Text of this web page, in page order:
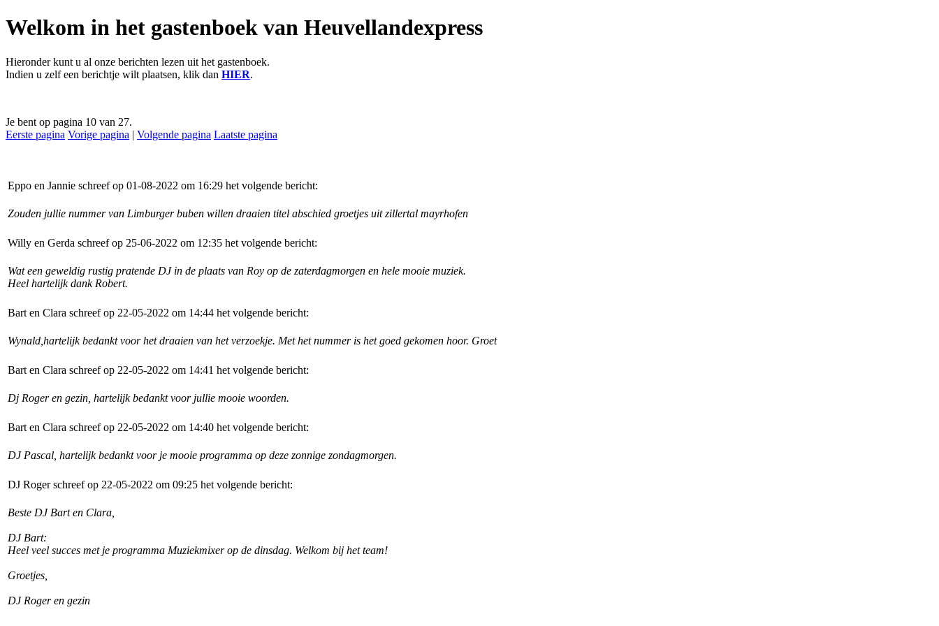
Welkom in het gastenboek van Heuvellandexpress
Hieronder kunt u al onze berichten lezen uit het gastenboek.
Indien u zelf een berichtje wilt plaatsen, klik dan HIER.
Je bent op pagina 10 van 27.
Eerste pagina Vorige pagina | Volgende pagina Laatste pagina
Eppo en Jannie schreef op 01-08-2022 om 16:29 het volgende bericht:
Zouden jullie nummer van Limburger buben willen draaien titel abschied groetjes uit zillertal mayrhofen
Willy en Gerda schreef op 25-06-2022 om 12:35 het volgende bericht:
Wat een geweldig rustig pratende DJ in de plaats van Roy op de zaterdagmorgen en hele mooie muziek.
Heel hartelijk dank Robert.
Bart en Clara schreef op 22-05-2022 om 14:44 het volgende bericht:
Wynald,hartelijk bedankt voor het draaien van het verzoekje. Met het nummer is het goed gekomen hoor. Groet
Bart en Clara schreef op 22-05-2022 om 14:41 het volgende bericht:
Dj Roger en gezin, hartelijk bedankt voor jullie mooie woorden.
Bart en Clara schreef op 22-05-2022 om 14:40 het volgende bericht:
DJ Pascal, hartelijk bedankt voor je mooie programma op deze zonnige zondagmorgen.
DJ Roger schreef op 22-05-2022 om 09:25 het volgende bericht:
Beste DJ Bart en Clara,
DJ Bart:
Heel veel succes met je programma Muziekmixer op de dinsdag. Welkom bij het team!
Groetjes,
DJ Roger en gezin